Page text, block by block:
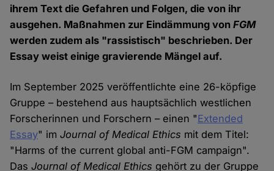
ihrem Text die Gefahren und Folgen, die von ihr
ausgehen. Maßnahmen zur Eindämmung vonFGM
werden zudem als "rassistisch" beschrieben. Der
Essay weist einige gravierende Mängel auf.
Im September 2025 veröffentlichte eine 26-köpfige
Gruppe – bestehend aus hauptsächlich westlichen
Forscherinnen und Forschern – einen "Extended
Essay" imJournal of Medical Ethics mit dem Titel:
"Harms of the current global anti-FGM campaign".
DasJournal of Medical Ethics gehört zu der Gruppe